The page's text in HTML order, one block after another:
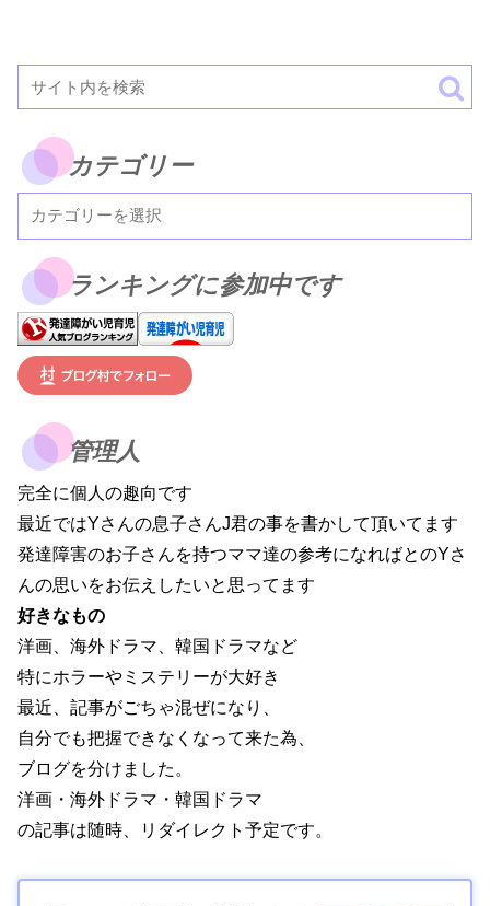
カテゴリー
ランキングに参加中です
管理人
完全に個人の趣向です
最近ではYさんの息子さんJ君の事を書かして頂いてます
発達障害のお子さんを持つママ達の参考になればとのYさ
んの思いをお伝えしたいと思ってます
好きなもの
洋画、海外ドラマ、韓国ドラマなど
特にホラーやミステリーが大好き
最近、記事がごちゃ混ぜになり、
自分でも把握できなくなって来た為、
ブログを分けました。
洋画・海外ドラマ・韓国ドラマ
の記事は随時、リダイレクト予定です。